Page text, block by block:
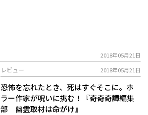
2018年05月21日
レビュー 2018年05月21日
恐怖を忘れたとき、死はすぐそこに。ホ
ラー作家が呪いに挑む！『奇奇奇譚編集
部 幽霊取材は命がけ』